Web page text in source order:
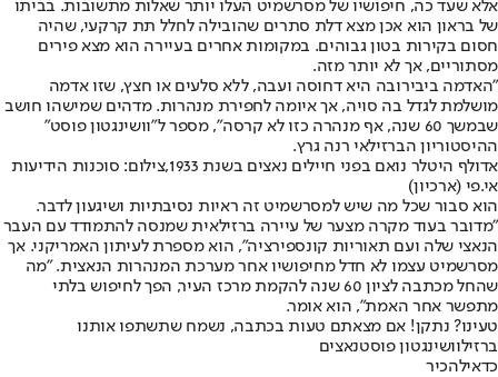
אלא שעד כה, חיפושיו של מסרשמיט העלו יותר שאלות מתשובות. בביתו
של בראון הוא אכן מצא דלת סתרים שהובילה לחלל תת קרקעי, שהיה
חסום בקירות בטון גבוהים. במקומות אחרים בעיירה הוא מצא פירים
מסתוריים, אך לא יותר מזה.
"האדמה ביבירובה היא דחוסה ועבה, ללא סלעים או חצץ, שזו אדמה
מושלמת לגדל בה סויה, אך איומה לחפירת מנהרות. מדהים שמישהו חושב
שבמשך 60 שנה, אף מנהרה כזו לא קרסה", מספר ל"וושינגטון פוסט"
ההיסטוריון הברזילאי רנה גרץ.
אדולף היטלר נואם בפני חיילים נאצים בשנת 1933,צילום: סוכנות הידיעות
אי.פי (ארכיון)
הוא סבור שכל מה שיש למסרשמיט זה ראיות נסיבתיות ושיגעון לדבר.
"מדובר בעוד מקרה מצער של עיירה ברזילאית שמנסה להתמודד עם העבר
הנאצי שלה ועם תאוריות קונספירציה", הוא מספרת לעיתון האמריקני. אך
מסרשמיט עצמו לא חדל מחיפושיו אחר מערכת המנהרות הנאצית. "מה
שהחל מכתבה לציון 60 שנה להקמת מרכז העיר, הפך לחיפוש בלתי
מתפשר אחר האמת", הוא אומר.
טעינו? נתקן! אם מצאתם טעות בכתבה, נשמח שתשתפו אותנו
ברזילוושינגטון פוסטנאצים
כדאילהכיר